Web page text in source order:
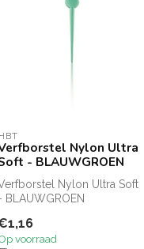
Nylon Ultra
- BLAUWGROEN
Nylon Ultra Soft
BLAUWGROEN
voorraad